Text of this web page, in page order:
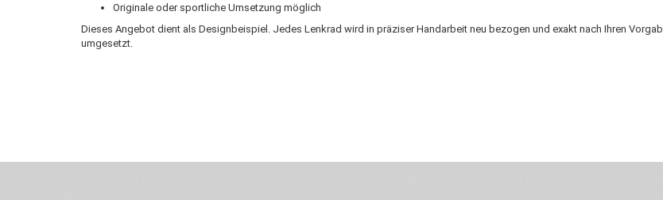
Originale oder sportliche Umsetzung möglich
Dieses Angebot dient als Designbeispiel. Jedes Lenkrad wird in präziser Handarbeit neu bezogen und exakt nach Ihren
umgesetzt.
Wenn Du jemanden suchst der Deine Individualität und Ideen versteht, Deine Emotionen teilt, bist Du bei uns richtig. Unser Ziel ist Deine Idee